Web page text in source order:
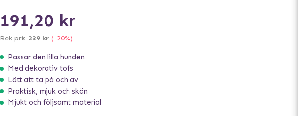
191,20 kr
Rek pris 239 kr (-20%)
Passar den lilla hunden
Med dekorativ tofs
Lätt att ta på och av
Praktisk, mjuk och skön
Mjukt och följsamt material